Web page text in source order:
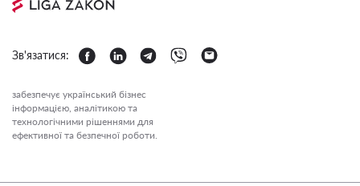
Зв'язатися:
забезпечує український бізнес
інформацією, аналітикою та
технологічними рішеннями для
ефективної та безпечної роботи.